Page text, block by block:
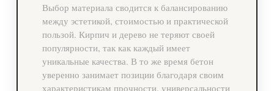
Выбор материала сводится к балансированию
между эстетикой, стоимостью и практической
пользой. Кирпич и дерево не теряют своей
популярности, так как каждый имеет
уникальные качества. В то же время бетон
уверенно занимает позиции благодаря своим
характеристикам прочности, универсальности